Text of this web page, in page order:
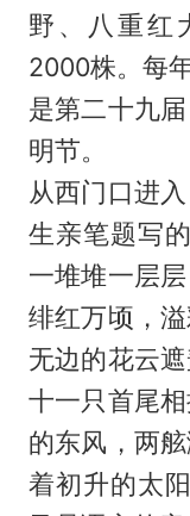
野、八重红
2000株。每
是第二十九
明节。
从西门口进
生亲笔题写
一堆堆一层
绯红万顷，
无边的花云
十一只首尾
的东风，两
着初升的太